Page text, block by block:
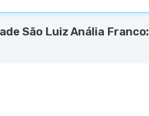
São Luiz Anália Franco: